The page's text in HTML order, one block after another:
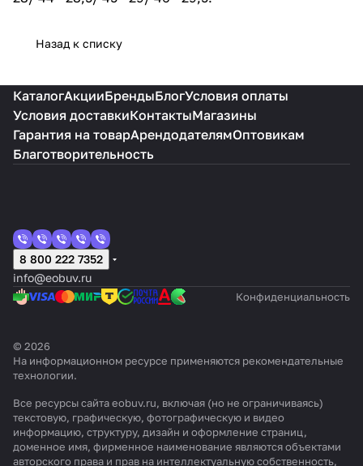
Назад к списку
КаталогАкцииБрендыБлогУсловия оплаты
Условия доставкиКонтактыМагазины
Гарантия на товарАрендодателямОптовикам
Благотворительность
8 800 222 7352
info@eobuv.ru
Конфиденциальность
© 2026
На информационном ресурсе применяются рекомендательные
технологии.
Все ресурсы сайта eobuv.ru, включая (но не ограничиваясь)
текстовую, графическую, фотографическую и видео
информацию, структуру, дизайн и оформление страниц,
доменное имя, фирменное наименование являются объектами
авторского права и прав на интеллектуальную собственность,